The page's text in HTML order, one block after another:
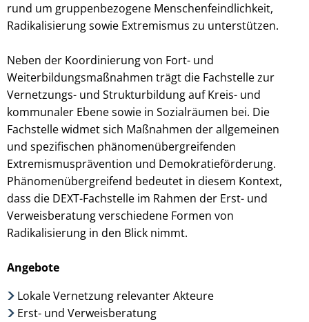
rund um gruppenbezogene Menschenfeindlichkeit,
Radikalisierung sowie Extremismus zu unterstützen.
Neben der Koordinierung von Fort- und
Weiterbildungsmaßnahmen trägt die Fachstelle zur
Vernetzungs- und Strukturbildung auf Kreis- und
kommunaler Ebene sowie in Sozialräumen bei. Die
Fachstelle widmet sich Maßnahmen der allgemeinen
und spezifischen phänomenübergreifenden
Extremismusprävention und Demokratieförderung.
Phänomenübergreifend bedeutet in diesem Kontext,
dass die DEXT-Fachstelle im Rahmen der Erst- und
Verweisberatung verschiedene Formen von
Radikalisierung in den Blick nimmt.
Angebote
Lokale Vernetzung relevanter Akteure
Erst- und Verweisberatung